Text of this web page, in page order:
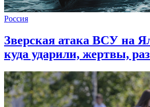
Россия
Зверская атака ВСУ на
куда ударили, жертвы,